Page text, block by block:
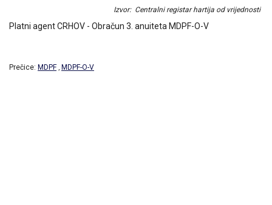
Izvor: Centralni registar hartija od vrijednosti
Platni agent CRHOV - Obračun 3. anuiteta MDPF-O-V
Prečice: MDPF, MDPF-O-V